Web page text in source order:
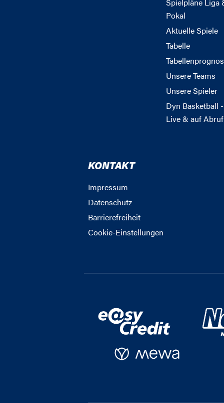
Pokal
Aktuelle Spiele
Tabelle
Unsere Teams
Unsere Spieler
Dyn Basketball -
Live & auf Abruf
KONTAKT
Impressum
Datenschutz
Barrierefreiheit
Cookie-Einstellungen